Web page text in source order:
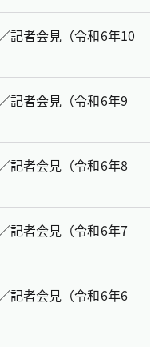
記者会見（令和6年10
記者会見（令和6年9
記者会見（令和6年8
記者会見（令和6年7
記者会見（令和6年6